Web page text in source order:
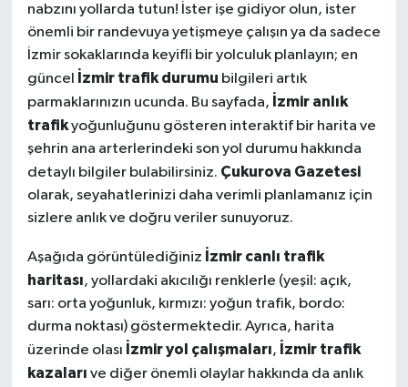
nabzını yollarda tutun! İster işe gidiyor olun, ister
önemli bir randevuya yetişmeye çalışın ya da sadece
İzmir sokaklarında keyifli bir yolculuk planlayın; en
güncel
İzmir trafik durumu bilgileri artık
parmaklarınızın ucunda. Bu sayfada, İzmir anlık
trafikyoğunluğunu gösteren interaktif bir harita ve
şehrin ana arterlerindeki son yol durumu hakkında
detaylı bilgiler bulabilirsiniz. Çukurova Gazetesi
olarak, seyahatlerinizi daha verimli planlamanız için
sizlere anlık ve doğru veriler sunuyoruz.
Aşağıda görüntülediğiniz İzmir canlı trafik
haritası, yollardaki akıcılığı renklerle (yeşil: açık,
sarı: orta yoğunluk, kırmızı: yoğun trafik, bordo:
durma noktası) göstermektedir. Ayrıca, harita
üzerinde olası İzmir yol çalışmaları, İzmir trafik
kazaları ve diğer önemli olaylar hakkında da anlık